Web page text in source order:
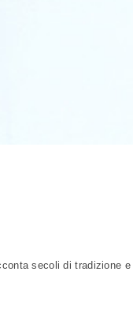
secoli di tradizione